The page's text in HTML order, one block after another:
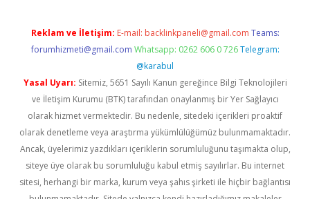
Reklam ve İletişim: E-mail: backlinkpaneli@gmail.com Teams:
forumhizmeti@gmail.com Whatsapp: 0262 606 0 726 Telegram:
@karabul
Yasal Uyarı: Sitemiz, 5651 Sayılı Kanun gereğince Bilgi Teknolojileri
ve İletişim Kurumu (BTK) tarafından onaylanmış bir Yer Sağlayıcı
olarak hizmet vermektedir. Bu nedenle, sitedeki içerikleri proaktif
olarak denetleme veya araştırma yükümlülüğümüz bulunmamaktadır.
Ancak, üyelerimiz yazdıkları içeriklerin sorumluluğunu taşımakta olup,
siteye üye olarak bu sorumluluğu kabul etmiş sayılırlar. Bu internet
sitesi, herhangi bir marka, kurum veya şahıs şirketi ile hiçbir bağlantısı